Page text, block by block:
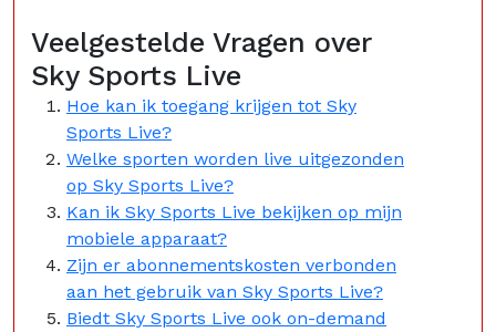
Veelgestelde Vragen over
Sky Sports Live
Hoe kan ik toegang krijgen tot Sky
Sports Live?
Welke sporten worden live uitgezonden
op Sky Sports Live?
Kan ik Sky Sports Live bekijken op mijn
mobiele apparaat?
Zijn er abonnementskosten verbonden
aan het gebruik van Sky Sports Live?
Biedt Sky Sports Live ook on-demand